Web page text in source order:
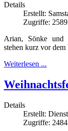
Details
Erstellt:
Zugriffe: 2589
Arian, Sönke und
stehen kurz vor dem
Weiterlesen ...
Details
Erstellt:
Zugriffe: 2484